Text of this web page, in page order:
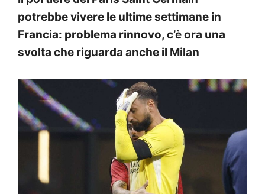
potrebbe vivere le ultime settimane in
Francia: problema rinnovo, c’è ora una
svolta che riguarda anche il Milan